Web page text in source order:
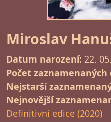
Miroslav
Datum narození: 22.
Počet zaznamenaných
Nejstarší
Nejnovější
Definitivní edice (2020)